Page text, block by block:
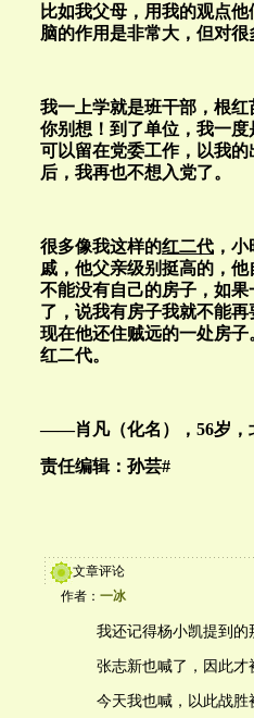
比如我父母，用我的观点
脑的作用是非常大，但对很
我一上学就是班干部，根
你别想！到了单位，我一
可以留在党委工作，以我
后，我再也不想入党了。
很多像我这样的红二代 ，
戚，他父亲级别挺高的，
不能没有自己的房子，如
了，说我有房子我就不能
现在他还住贼远的一处房
红二代。
——肖凡（化名），56岁，
责任编辑：孙芸#
文章评论
作者： 一冰
我还记得杨小凯提到的
张志新也喊了，因此才
今天我也喊，以此战